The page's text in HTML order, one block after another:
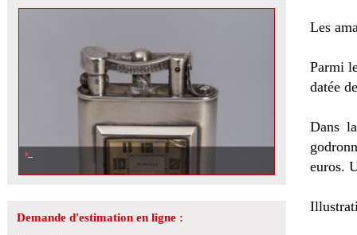
Estimation d\'un briquet montre d\'Alfred Dunhill dans notre prochaine
Demande d'estimation en ligne :
Les
Parmi
datée
Dans
euros.